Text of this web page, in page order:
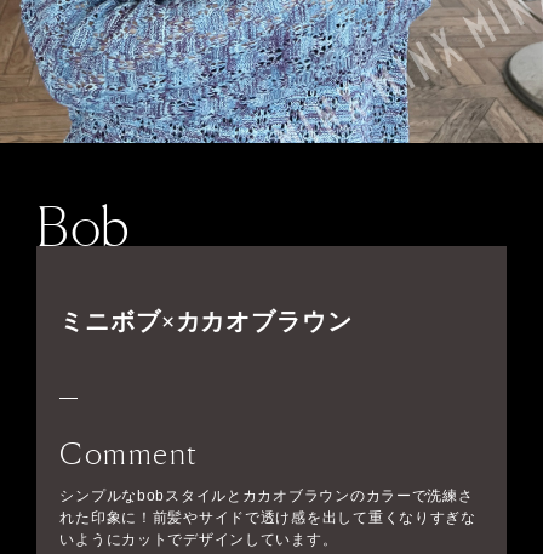
Bob
ミニボブ×カカオブラウン
Comment
シンプルなbobスタイルとカカオブラウンのカラーで洗練さ
れた印象に！前髪やサイドで透け感を出して重くなりすぎな
いようにカットでデザインしています。